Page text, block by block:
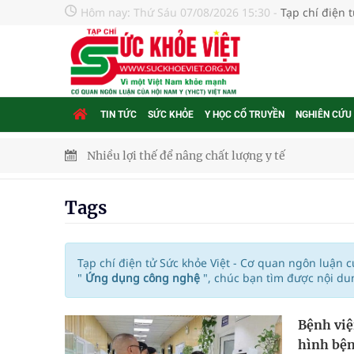
Hôm nay: Thứ Sáu 07/08/2026 15:30 - Tạp chí điện
TIN TỨC SỨC KHỎE Y HỌC CỔ TRUYỀN NGHIÊN CỨU
Nhiều lợi thế để nâng chất lượng y tế
Súp lơ xanh mang đến hy vọng mới trong phòng
Tác Dụng Chống Kết Tập Tiểu Cầu Và Chống
Quan Bằng Chứng Dược Lý Và Cơ Chế Phân Tử
Tags
Tạp chí điện tử Sức khỏe Việt - Cơ quan ngôn luận
" Ứng dụng công nghệ ", chúc bạn tìm được nội
Bệnh
hình